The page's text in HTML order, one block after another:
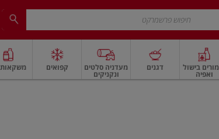
בישול
ואפיה
דגנים מעדניה סלטים
ונקניקים
קפואים משקאות
אגוזים וגרעיניםביציםביצים טריותחלב ומשקאות חלב